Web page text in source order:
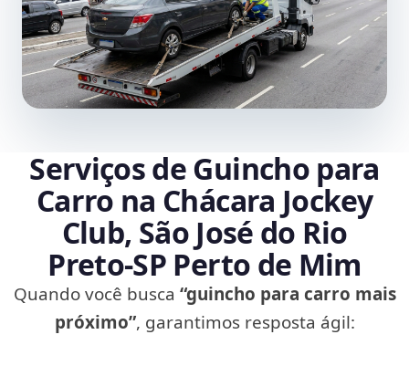
Serviços de Guincho para
Carro na Chácara Jockey
Club, São José do Rio
Preto‑SP Perto de Mim
Quando você busca “guincho para carro mais
próximo”, garantimos resposta ágil: